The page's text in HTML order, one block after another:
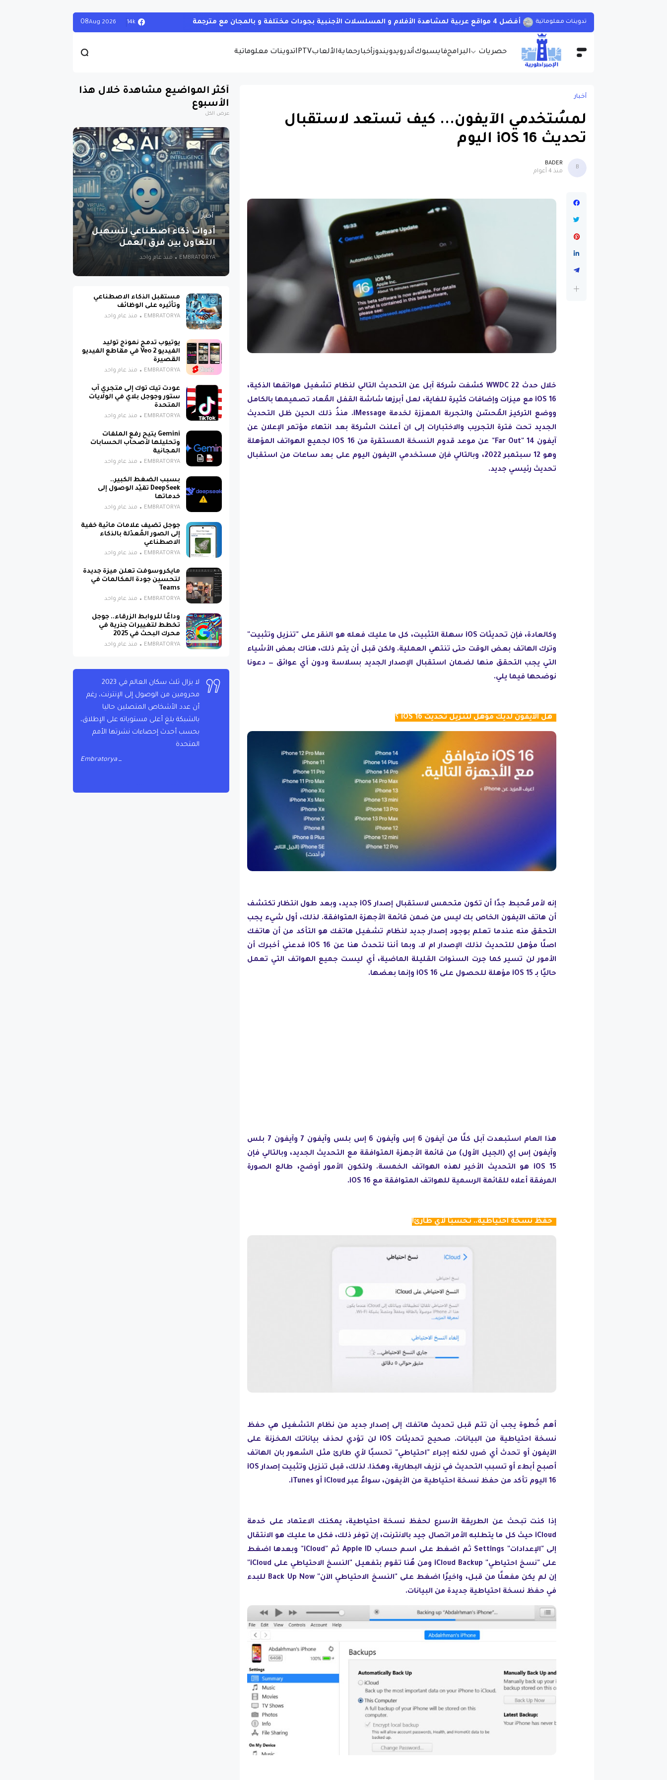
حصريات البرامجفايسبوكأندرويدويندوزأخبارحمايةالألعابIPTVتدوينات معلوماتية
أندرويد تطبيق صيني جديد يظهر كلمة سر شبكة الواي فاي المتصل بها بسهولة تامة وبدون روت 14k
08Aug 2026
أخبار
لمسُتخدمي الآيفون... كيف تستعد لاستقبال
تحديث iOS 16 اليوم
B
BADER
منذ 4 أعوام
خلال حدث WWDC 22 كشفت شركة آبل عن التحديث التالي لنظام تشغيل هواتفها الذكية،
iOS 16 مع ميزات وإضافات كثيرة للغاية، لعل أبرزها شاشة القفل المُعاد تصميمها بالكامل
ووضع التركيز المُحسّن والتجربة المعززة لخدمة iMessage. منذُ ذلك الحين ظل التحديث
الجديد تحت فترة التجريب والاختبارات إلى ان أعلنت الشركة بعد انتهاء مؤتمر الإعلان عن
آيفون 14 "Far Out" عن موعد قدوم النسخة المستقرة من iOS 16 لجميع الهواتف المؤهلة
وهو 12 سبتمبر 2022، وبالتالي فإن مستخدمي الآيفون اليوم على بعد ساعات من استقبال
تحديث رئيسي جديد.
وكالعادة، فإن تحديثات iOS سهلة التثبيت، كل ما عليك فعله هو النقر على "تنزيل وتثبيت"
وترك الهاتف بعض الوقت حتى تنتهي العملية. ولكن قبل أن يتم ذلك، هناك بعض الأشياء
التي يجب التحقق منها لضمان استقبال الإصدار الجديد بسلاسة ودون أي عوائق — دعونا
نوضحها فيما يلي.
هل الآيفون لديك مؤهل لتنزيل تحديث iOS 16 ؟
إنه لأمر مُحبط جدًا أن تكون متحمس لاستقبال إصدار iOS جديد، وبعد طول انتظار تكتشف
أن هاتف الآيفون الخاص بك ليس من ضمن قائمة الأجهزة المتوافقة. لذلك، أول شيء يجب
التحقق منه عندما تعلم بوجود إصدار جديد لنظام تشغيل هاتفك هو التأكد من أن هاتفك
اصلًا مؤهل للتحديث لذلك الإصدار ام لا. وبما أننا نتحدث هنا عن iOS 16 فدعني أخبرك أن
الأمور لن تسير كما جرت السنوات القليلة الماضية، أي ليست جميع الهواتف التي تعمل
حاليًا بـ iOS 15 مؤهلة للحصول على iOS 16 وإنما بعضها.
هذا العام استبعدت آبل كلًا من آيفون 6 إس وآيفون 6 إس بلس وآيفون 7 وآيفون 7 بلس
وآيفون إس إي (الجيل الأول) من قائمة الأجهزة المتوافقة مع التحديث الجديد، وبالتالي فإن
iOS 15 هو التحديث الأخير لهذه الهواتف الخمسة. ولتكون الأمور أوضح، طالع الصورة
المرفقة أعلاه للقائمة الرسمية للهواتف المتوافقة مع iOS 16.
حفظ نسخة احتياطية.. تحسبًا لأي طارئ!
أهم خُطوة يجب أن تتم قبل تحديث هاتفك إلى إصدار جديد من نظام التشغيل هي حفظ
نسخة احتياطية من البيانات. صحيح تحديثات iOS لن تؤدي لحذف بياناتك المخزنة على
الآيفون أو تحدث أي ضرر، لكنه إجراء "احتياطي" تحسبًا لأي طارئ مثل الشعور بان الهاتف
أصبح أبطء أو تسبب التحديث في نزيف البطارية، وهكذا. لذلك، قبل تنزيل وتثبيت إصدار iOS
16 اليوم تأكد من حفظ نسخة احتياطية من الأيفون، سواءً عبر iCloud أو iTunes.
إذا كنت تبحث عن الطريقة الأسرع لحفظ نسخة احتياطية، يمكنك الاعتماد على خدمة
iCloud حيث كل ما يتطلبه الأمر اتصال جيد بالانترنت، إن توفر ذلك، فكل ما عليك هو الانتقال
إلى "الإعدادات" Settings ثم اضغط على اسم حساب Apple ID ثم "iCloud" وبعدها اضغط
على "نسخ احتياطي" iCloud Backup ومن هُنا تقوم بتفعيل "النسخ الاحتياطي على iCloud"
إن لم يكن مفعلًا من قبل، واخيرًا اضغط على "النسخ الاحتياطي الآن" Back Up Now للبدء
في حفظ نسخة احتياطية جديدة من البيانات.
أكثر المواضيع مشاهدة خلال هذا
الأسبوع
عرض الكل
أخبار
أدوات ذكاء اصطناعي لتسهيل
التعاون بين فرق العمل
EMBRATORYA منذ عام واحد
مستقبل الذكاء الاصطناعي
وتأثيره على الوظائف
EMBRATORYA منذ عام واحد
يوتيوب تدمج نموذج توليد
الفيديو Veo 2 في مقاطع الفيديو
القصيرة
EMBRATORYA منذ عام واحد
عودت تيك توك إلى متجري آب
ستور وجوجل بلاي في الولايات
المتحدة
EMBRATORYA منذ عام واحد
Gemini يتيح رفع الملفات
وتحليلها لأصحاب الحسابات
المجانية
EMBRATORYA منذ عام واحد
بسبب الضغط الكبير..
DeepSeek تقيّد الوصول إلى
خدماتها
EMBRATORYA منذ عام واحد
جوجل تضيف علامات مائية خفية
إلى الصور المُعدّلة بالذكاء
الاصطناعي
EMBRATORYA منذ عام واحد
مايكروسوفت تعلن ميزة جديدة
لتحسين جودة المكالمات في
Teams
EMBRATORYA منذ عام واحد
وداعًا للروابط الزرقاء.. جوجل
تخطط لتغييرات جذرية في
محرك البحث في 2025
EMBRATORYA منذ عام واحد
لا يزال ثلث سكان العالم في 2023
محرومين من الوصول إلى الإنترنت، رغم
أن عدد الأشخاص المتصلين حاليا
بالشبكة بلغ أعلى مستوياته على الإطلاق،
بحسب أحدث إحصاءات نشرتها الأمم
المتحدة
Embratorya